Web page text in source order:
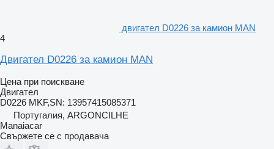
двигател D0226 за камион MAN
4
Двигател D0226 за камион MAN
Цена при поискване
Двигател
D0226 MKF,SN: 13957415085371
Португалия, ARGONCILHE
Manaiacar
Свържете се с продавача